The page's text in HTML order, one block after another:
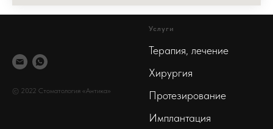
© 2022 Стоматология «Антика»
Услуги
Терапия, лечение
Хирургия
Протезирование
Имплантация